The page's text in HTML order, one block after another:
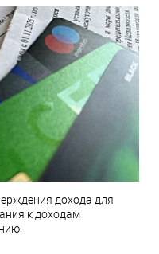
дохода для
к доходам